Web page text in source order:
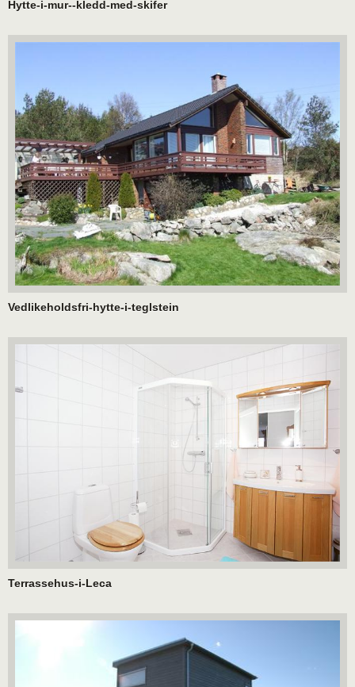
Hytte-i-mur--kledd-med-skifer
Vedlikeholdsfri-hytte-i-teglstein
Terrassehus-i-Leca